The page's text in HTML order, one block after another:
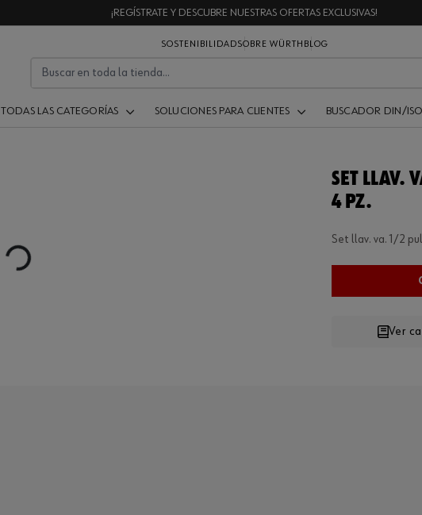
¡REGÍSTRATE Y DESCUBRE NUESTRAS OFERTAS EXCLUSIVAS!
SOSTENIBILIDADSOBRE WÜRTH BLOG
TODAS LAS CATEGORÍAS SOLUCIONES PARA CLIENTES BUSCADOR DIN/ISO
Loading...
SET LLAV.
4 PZ.
Set llav. va. 1/2
Ver